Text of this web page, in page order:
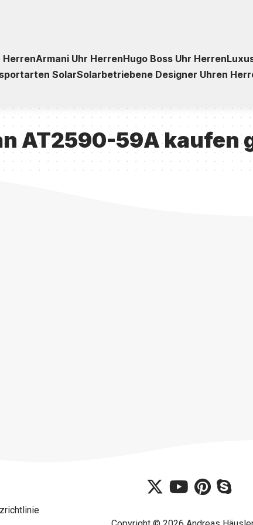
HerrenArmani Uhr HerrenHugo Boss Uhr Herren
SolarSolarbetriebene Designer Uhren
AT2590-59A kaufen